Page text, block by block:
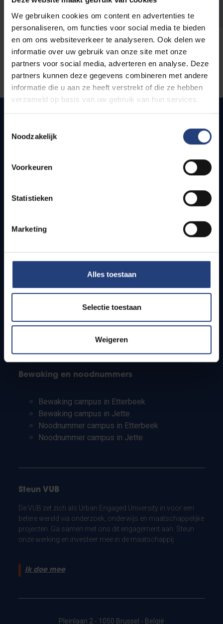
We gebruiken cookies om content en advertenties te
personaliseren, om functies voor social media te bieden
en om ons websiteverkeer te analyseren. Ook delen we
informatie over uw gebruik van onze site met onze
partners voor social media, adverteren en analyse. Deze
partners kunnen deze gegevens combineren met andere
informatie die u aan ze heeft verstrekt of die ze hebben
verzameld op basis van uw gebruik van hun services.
Noodzakelijk
Voorkeuren
Statistieken
Marketing
Alles toestaan
Selectie toestaan
Weigeren
Snel naar
Bereikbaarheid
Studenten
PhD-studenten
Leerkrachten en secundaire scholen
Bewaking en noodnummers
Bewaking campus in Etterbeek
Bewaking campus in Jette
Noodnummer campus in Etterbeek
Noodnummer campus in Jette
Steun VUB
De VUB zet zich als Urban Engaged University in voor een
betere wereld via onderzoek, onderwijs en maatschappelijke
projecten. Ga samen met ons dit engagement aan. Steun
onze werking en investeer mee in de maatschappij.
Ik doe mee
Pleinlaan 2 - 1050 Brussel - België